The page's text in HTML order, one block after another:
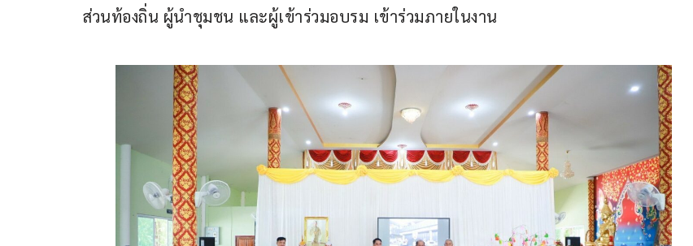
ส่วนท้องถิ่น ผู้นำชุมชน และผู้เข้าร่วมอบรม เข้าร่วมภายในงาน